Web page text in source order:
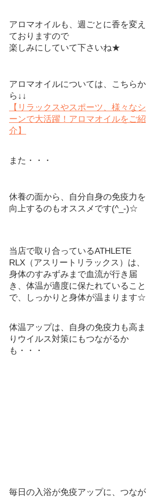
アロマオイルも、週ごとに香を変え
ておりますので
楽しみにしていて下さいね★
アロマオイルについては、こちらか
ら↓↓
【リラックスやスポーツ、様々なシ
ーンで大活躍！アロマオイルをご紹
介】
また・・・
休養の面から、自分自身の免疫力を
向上するのもオススメです(^_-)☆
当店で取り合っているATHLETE
RLX（アスリートリラックス）は、
身体のすみずみまで血流が行き届
き、体温が適度に保たれていること
で、しっかりと身体が温まります☆
体温アップは、自身の免疫力も高ま
りウイルス対策にもつながるか
も・・・
毎日の入浴が免疫アップに、つなが